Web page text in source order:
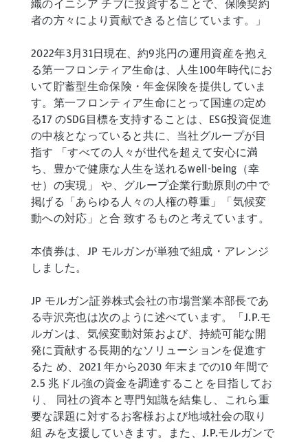
織のイニシア チブに投資することで、保険契約
者の方々により貢献できると信じています。」
2022年3月31日現在、約9兆円の運用資産を抱え
る第一フロンティア生命は、人生100年時代にお
いて貯蓄型生命保険・年金保険を提供していま
す。第一フロンティア生命にとって国連の定め
る17 のSDG目標を支持することは、ESG投資促進
の中核となっていると共に、当社グループが目
指す 「すべての人々が世代を超えて安心に満
ち、豊かで健康な人生を送れるwell-being（幸
せ）の実現」 や、グループ企業行動原則の中で
掲げる「あらゆる人々の人権の尊重」「気候変
動への対応」と合 致するものと考えています。
本債券は、JP モルガンが単独で組成・アレンジ
しました。
JP モルガン証券株式会社の市場営業本部長であ
る寺沢亮也は次のように述べています。「J.P.モ
ルガンは、気候変動対策および、持続可能な開
発に貢献する長期的なソリューションを促進す
るた め、2021 年から2030 年末までの10 年間で
2.5 兆ドル強の資金を調達することを目指してお
り、 同社の資本と専門知識を結集し、これら重
要な課題に対するお客様および地域社会の取り
組 みを支援していきます。また、J.P.モルガンで